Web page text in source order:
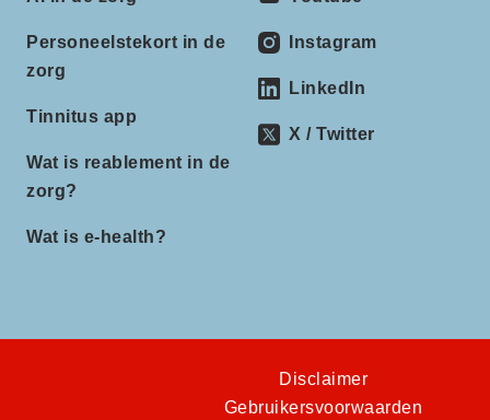
Personeelstekort in de
zorg
Tinnitus app
Wat is reablement in de
zorg?
Wat is e-health?
Instagram
LinkedIn
X / Twitter
Disclaimer
Gebruikersvoorwaarden